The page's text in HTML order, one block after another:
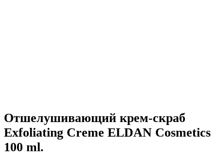
Отшелушивающий крем-скраб
Exfoliating Creme ELDAN Cosmetics
100 ml.